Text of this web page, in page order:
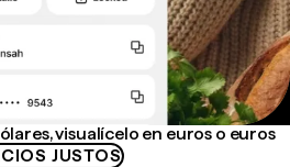
visualícelo en euros o euros
JUSTOS